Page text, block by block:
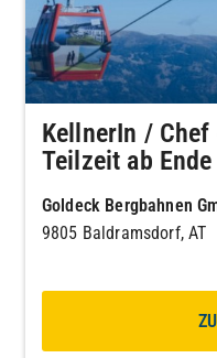
KellnerIn /
Teilzeit ab
Goldeck Bergbahnen
9805 Baldramsdorf, AT